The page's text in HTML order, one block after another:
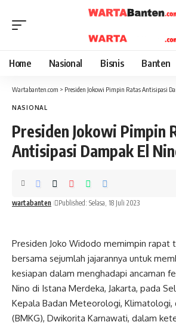
Home Nasional Bisnis Banten
Wartabanten.com > Presiden Jokowi Pimpin Ratas Antisipasi
NASIONAL
Presiden Jokowi Pimpin
Antisipasi Dampak El
wartabanten Published: Selasa, 18 Juli 2023
Presiden Joko Widodo memimpin rapat
bersama sejumlah jajarannya untuk
kesiapan dalam menghadapi ancaman
Nino di Istana Merdeka, Jakarta, pada
Kepala Badan Meteorologi, Klimatologi,
(BMKG), Dwikorita Karnawati, dalam